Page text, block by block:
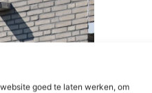
goed te laten werken, om